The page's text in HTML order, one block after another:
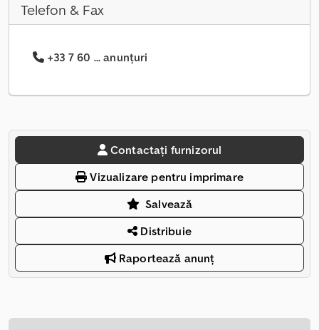
Telefon & Fax
+33 7 60 ... anunțuri
Contactați furnizorul
Vizualizare pentru imprimare
Salvează
Distribuie
Raportează anunț